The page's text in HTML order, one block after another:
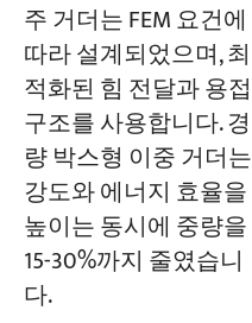
주 거더는 FEM 요건에
따라 설계되었으며, 최
적화된 힘 전달과 용접
구조를 사용합니다. 경
량 박스형 이중 거더는
강도와 에너지 효율을
높이는 동시에 중량을
15-30%까지 줄였습니
다.